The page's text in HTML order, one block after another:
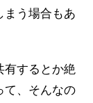
まう場合もあ
有するとか絶
て、そんなの